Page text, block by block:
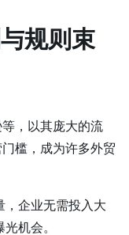
规则束
，以其庞大的流
槛，成为许多外贸
，企业无需投入大
机会。